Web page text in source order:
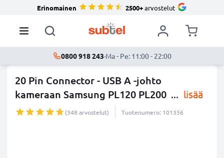
Erinomainen 2500+arvostelut
0800 918 243·Ma - Pe: 11:00 - 22:00
20 Pin Connector - USB A -johto
kameraan Samsung PL120 PL200 ... lisää
(348 arvostelut) Tuotenumero: 101356